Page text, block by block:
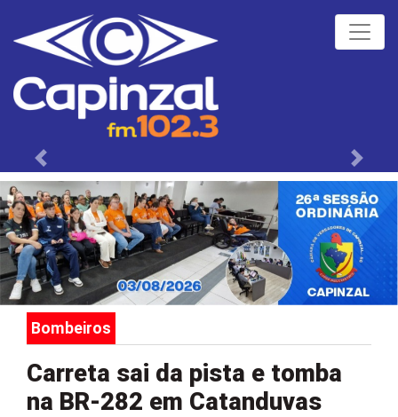
Próximo
Bombeiros
Carreta sai da pista e tomba
na BR-282 em Catanduvas